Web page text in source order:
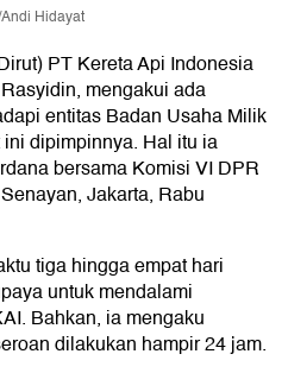
Hidayat
PT Kereta Api Indonesia
mengakui ada
entitas Badan Usaha Milik
dipimpinnya. Hal itu ia
bersama Komisi VI DPR
Jakarta, Rabu
tiga hingga empat hari
untuk mendalami
Bahkan, ia mengaku
dilakukan hampir 24 jam.